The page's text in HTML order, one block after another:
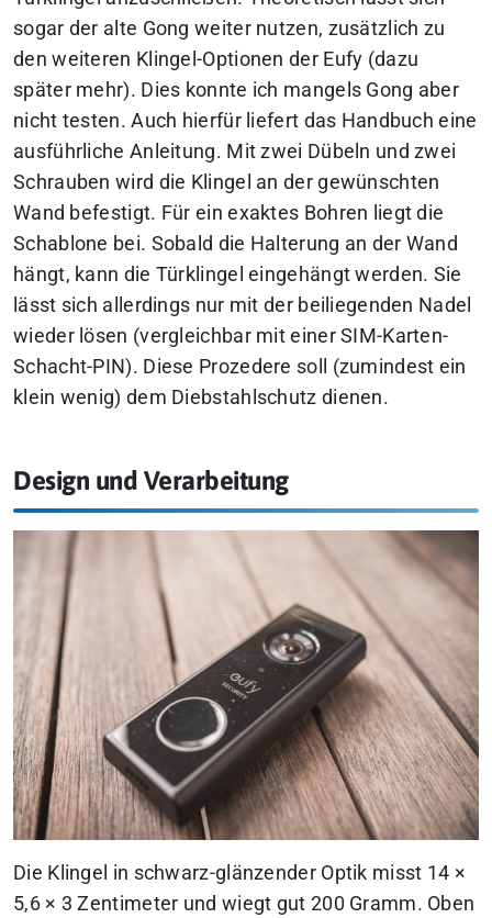
sogar der alte Gong weiter nutzen, zusätzlich zu
den weiteren Klingel-Optionen der Eufy (dazu
später mehr). Dies konnte ich mangels Gong aber
nicht testen. Auch hierfür liefert das Handbuch eine
ausführliche Anleitung. Mit zwei Dübeln und zwei
Schrauben wird die Klingel an der gewünschten
Wand befestigt. Für ein exaktes Bohren liegt die
Schablone bei. Sobald die Halterung an der Wand
hängt, kann die Türklingel eingehängt werden. Sie
lässt sich allerdings nur mit der beiliegenden Nadel
wieder lösen (vergleichbar mit einer SIM-Karten-
Schacht-PIN). Diese Prozedere soll (zumindest ein
klein wenig) dem Diebstahlschutz dienen.
Design und Verarbeitung
Die Klingel in schwarz-glänzender Optik misst 14 ×
5,6 × 3 Zentimeter und wiegt gut 200 Gramm. Oben